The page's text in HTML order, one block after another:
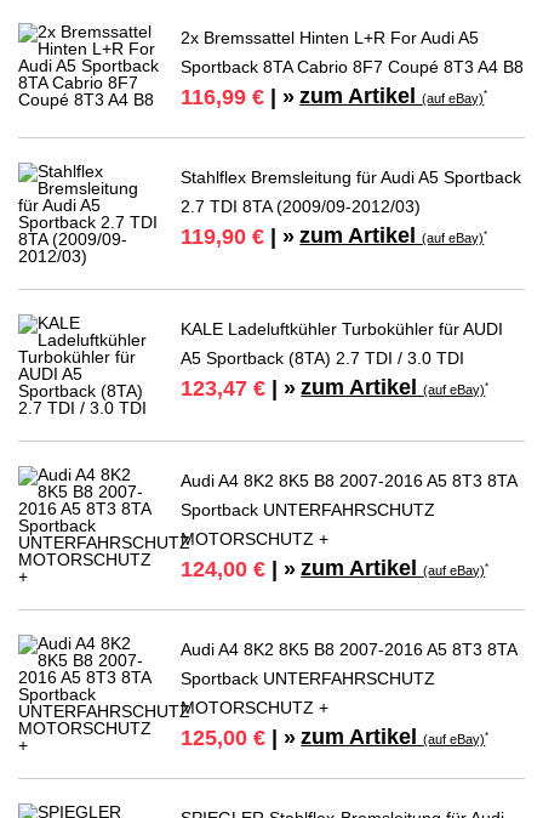
2x Bremssattel Hinten L+R For Audi A5
Sportback 8TA Cabrio 8F7 Coupé 8T3 A4 B8
116,99 € | » zum Artikel(auf eBay)*
Stahlflex Bremsleitung für Audi A5 Sportback
2.7 TDI 8TA (2009/09-2012/03)
119,90 € | » zum Artikel(auf eBay)*
KALE Ladeluftkühler Turbokühler für AUDI
A5 Sportback (8TA) 2.7 TDI / 3.0 TDI
123,47 € | » zum Artikel(auf eBay)*
Audi A4 8K2 8K5 B8 2007-2016 A5 8T3 8TA
Sportback UNTERFAHRSCHUTZ
MOTORSCHUTZ +
124,00 € | » zum Artikel(auf eBay)*
Audi A4 8K2 8K5 B8 2007-2016 A5 8T3 8TA
Sportback UNTERFAHRSCHUTZ
MOTORSCHUTZ +
125,00 € | » zum Artikel(auf eBay)*